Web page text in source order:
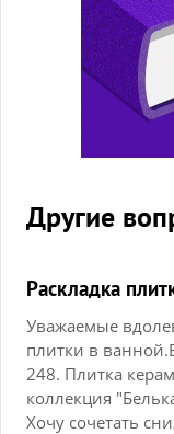
Другие
Раскладка
Уважаемые
плитки в
248. Плитка
коллекция
Хочу сочетать